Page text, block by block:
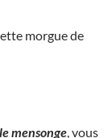
morgue de
mensonge , vous